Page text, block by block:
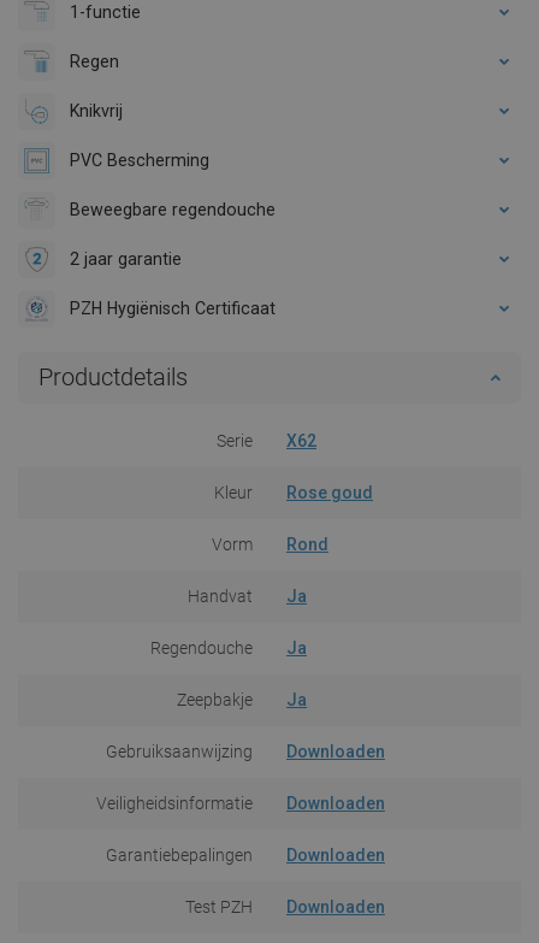
1-functie
Regen
Knikvrij
PVC Bescherming
Beweegbare regendouche
2 jaar garantie
PZH Hygiënisch Certificaat
Productdetails
Serie X62
Kleur Rose goud
Vorm Rond
Handvat Ja
Regendouche Ja
Zeepbakje Ja
Gebruiksaanwijzing Downloaden
Veiligheidsinformatie Downloaden
Garantiebepalingen Downloaden
Test PZH Downloaden